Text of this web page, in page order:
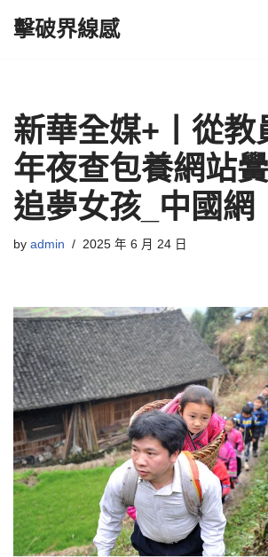
擊破界線感
新華全媒+丨從教
年夜查包養網站
追夢女孩_中國網
by admin 2025 年 6 月 24 日